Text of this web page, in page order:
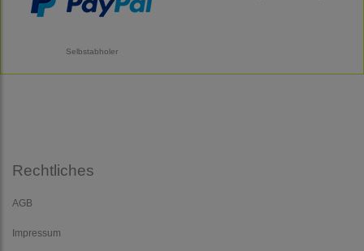
Selbstabholer
Rechtliches
AGB
Impressum